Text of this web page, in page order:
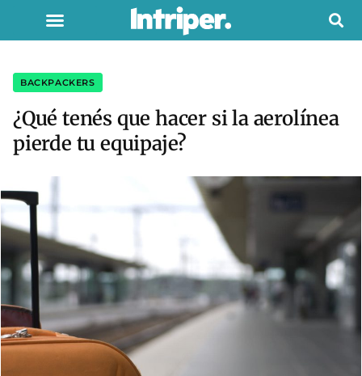
BACKPACKERS
¿Qué tenés que hacer si la aerolínea
pierde tu equipaje?